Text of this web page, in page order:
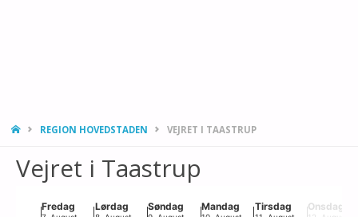
HJEMMESIDE
REGION HOVEDSTADEN VEJRET I TAASTRUP
Vejret i Taastrup
Chart
Fredag Lørdag Søndag Mandag Tirsdag Onsdag